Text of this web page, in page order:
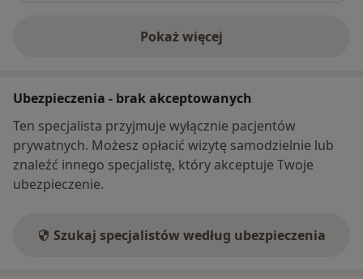
Pokaż więcej
o adresie
Ubezpieczenia - brak akceptowanych
Ten specjalista przyjmuje wyłącznie pacjentów
prywatnych. Możesz opłacić wizytę samodzielnie lub
znaleźć innego specjalistę, który akceptuje Twoje
ubezpieczenie.
Szukaj specjalistów według ubezpieczenia